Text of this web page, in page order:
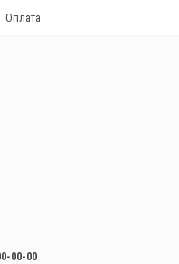
Оплата
00-00